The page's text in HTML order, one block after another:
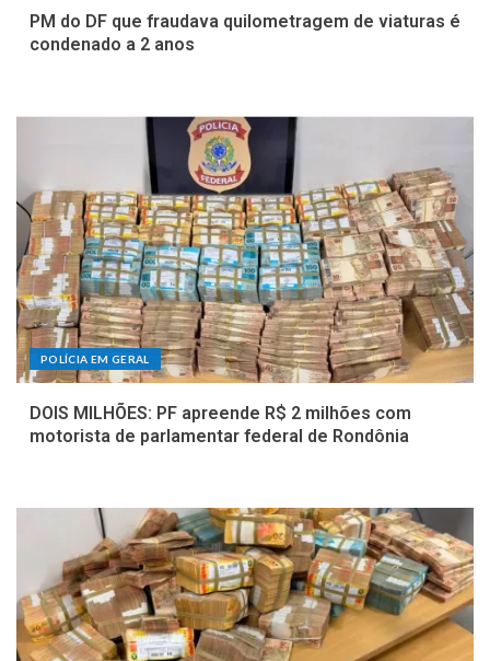
PM do DF que fraudava quilometragem de viaturas é
condenado a 2 anos
POLÍCIA EM GERAL
DOIS MILHÕES: PF apreende R$ 2 milhões com
motorista de parlamentar federal de Rondônia